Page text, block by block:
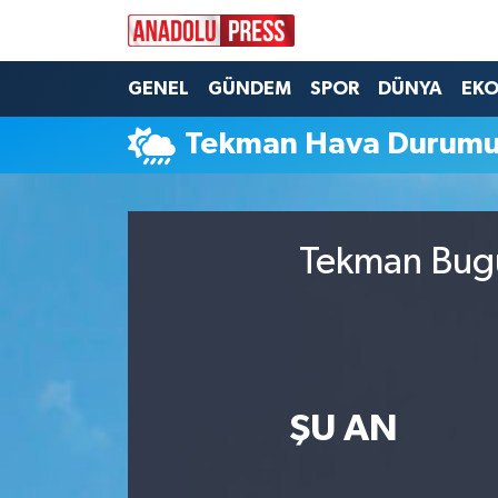
GENEL GÜNDEM SPOR DÜNYA
Tekman Hava
Tekman
ŞU AN
Nöbetçi Eczaneler
Hava Durumu